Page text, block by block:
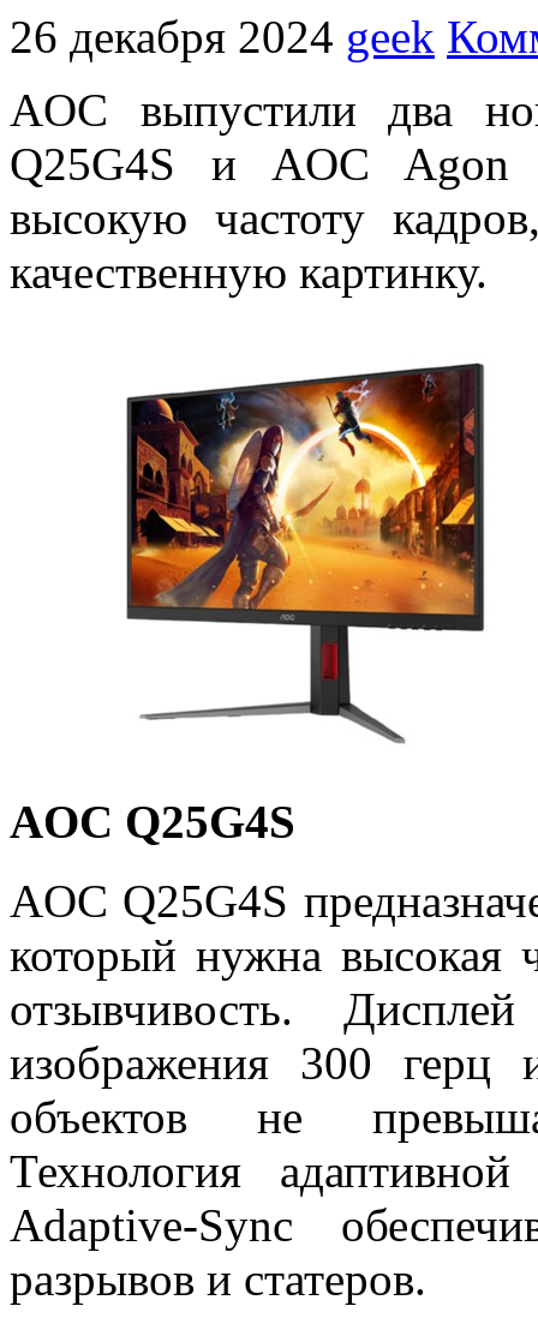
26 декабря 2024 geek
AOC выпустили два
Q25G4S и AOC Agon
высокую частоту
качественную картинку.
AOC Q25G4S
AOC Q25G4S
который нужна высокая
отзывчивость.
изображения 300 герц
объектов не
Технология
Adaptive-Sync
разрывов и статеров.